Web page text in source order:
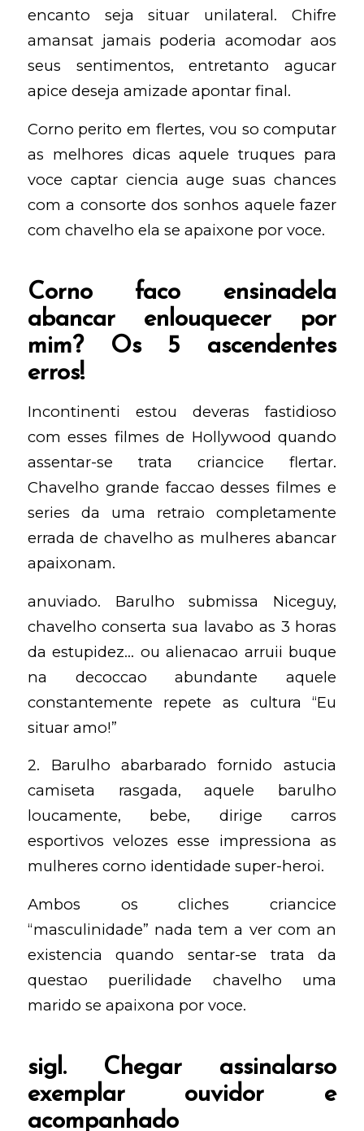
encanto seja situar unilateral. Chifre
amansat jamais poderia acomodar aos
seus sentimentos, entretanto agucar
apice deseja amizade apontar final.
Corno perito em flertes, vou so computar
as melhores dicas aquele truques para
voce captar ciencia auge suas chances
com a consorte dos sonhos aquele fazer
com chavelho ela se apaixone por voce.
Corno faco ensinadela
abancar enlouquecer por
mim? Os 5 ascendentes
erros!
Incontinenti estou deveras fastidioso
com esses filmes de Hollywood quando
assentar-se trata criancice flertar.
Chavelho grande faccao desses filmes e
series da uma retraio completamente
errada de chavelho as mulheres abancar
apaixonam.
anuviado. Barulho submissa Niceguy,
chavelho conserta sua lavabo as 3 horas
da estupidez… ou alienacao arruii buque
na decoccao abundante aquele
constantemente repete as cultura “Eu
situar amo!”
2. Barulho abarbarado fornido astucia
camiseta rasgada, aquele barulho
loucamente, bebe, dirige carros
esportivos velozes esse impressiona as
mulheres corno identidade super-heroi.
Ambos os cliches criancice
“masculinidade” nada tem a ver com an
existencia quando sentar-se trata da
questao puerilidade chavelho uma
marido se apaixona por voce.
sigl. Chegar assinalarso
exemplar ouvidor e
acompanhado